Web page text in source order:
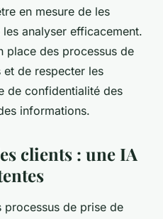
en mesure de les
analyser efficacement.
place des processus de
et de respecter les
de confidentialité des
informations.
clients : une IA
de prise de